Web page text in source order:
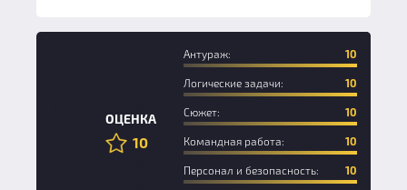
ОЦЕНКА
10
Антураж: 10
Логические задачи: 10
Сюжет: 10
Командная работа: 10
Персонал и безопасность: 10